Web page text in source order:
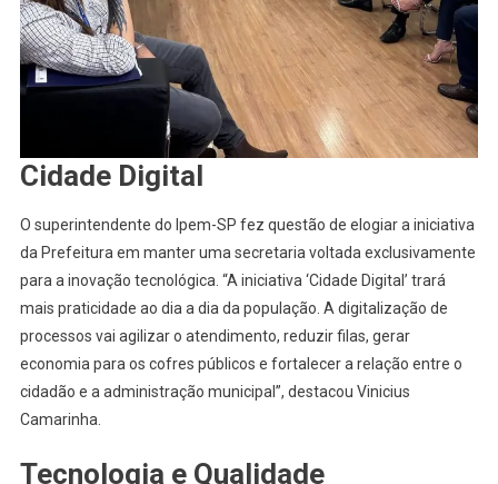
Cidade Digital
O superintendente do Ipem-SP fez questão de elogiar a iniciativa
da Prefeitura em manter uma secretaria voltada exclusivamente
para a inovação tecnológica. “A iniciativa ‘Cidade Digital’ trará
mais praticidade ao dia a dia da população. A digitalização de
processos vai agilizar o atendimento, reduzir filas, gerar
economia para os cofres públicos e fortalecer a relação entre o
cidadão e a administração municipal”, destacou Vinicius
Camarinha.
Tecnologia e Qualidade